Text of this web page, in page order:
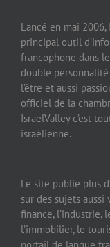
Lancé en mai
principal outil
francophone dans
double
l’être et aussi
officiel de la
IsraelValley c’est
israélienne.
Le site publie plus
sur des sujets aussi
finance, l’industrie,
l’immobilier, le
portail de langue